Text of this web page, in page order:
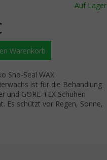
Auf Lager
Warenkorb
Sno-Seal WAX
ist für die Behandlung
und GORE-TEX Schuhen
Es schützt vor Regen, Sonne,